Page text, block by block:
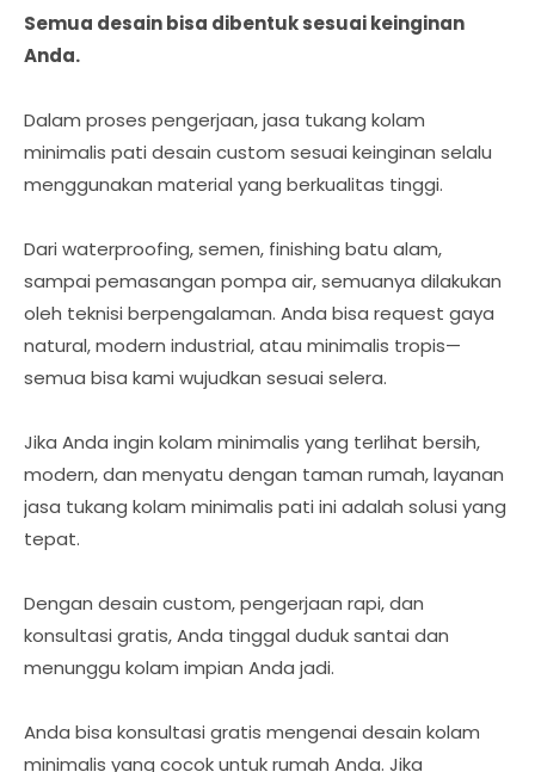
Semua desain bisa dibentuk sesuai keinginan
Anda.
Dalam proses pengerjaan, jasa tukang kolam
minimalis pati desain custom sesuai keinginan selalu
menggunakan material yang berkualitas tinggi.
Dari waterproofing, semen, finishing batu alam,
sampai pemasangan pompa air, semuanya dilakukan
oleh teknisi berpengalaman. Anda bisa request gaya
natural, modern industrial, atau minimalis tropis—
semua bisa kami wujudkan sesuai selera.
Jika Anda ingin kolam minimalis yang terlihat bersih,
modern, dan menyatu dengan taman rumah, layanan
jasa tukang kolam minimalis pati ini adalah solusi yang
tepat.
Dengan desain custom, pengerjaan rapi, dan
konsultasi gratis, Anda tinggal duduk santai dan
menunggu kolam impian Anda jadi.
Anda bisa konsultasi gratis mengenai desain kolam
minimalis yang cocok untuk rumah Anda. Jika